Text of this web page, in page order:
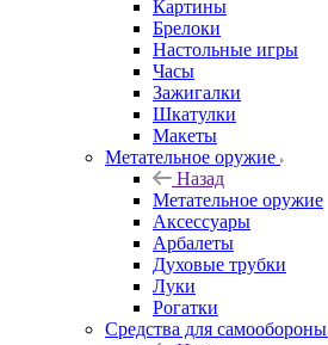
Картины
Брелоки
Настольные игры
Часы
Зажигалки
Шкатулки
Макеты
Метательное оружие
Назад
Метательное оружие
Аксессуары
Арбалеты
Духовые трубки
Луки
Рогатки
Средства для самообороны